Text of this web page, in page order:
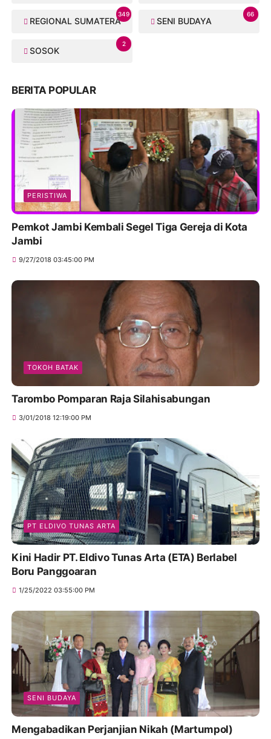
REGIONAL SUMATERA
349
SENI BUDAYA
66
SOSOK
2
BERITA POPULAR
PERISTIWA
Pemkot Jambi Kembali Segel Tiga Gereja di Kota
Jambi
9/27/2018 03:45:00 PM
TOKOH BATAK
Tarombo Pomparan Raja Silahisabungan
3/01/2018 12:19:00 PM
PT ELDIVO TUNAS ARTA
Kini Hadir PT. Eldivo Tunas Arta (ETA) Berlabel
Boru Panggoaran
1/25/2022 03:55:00 PM
SENI BUDAYA
Mengabadikan Perjanjian Nikah (Martumpol)